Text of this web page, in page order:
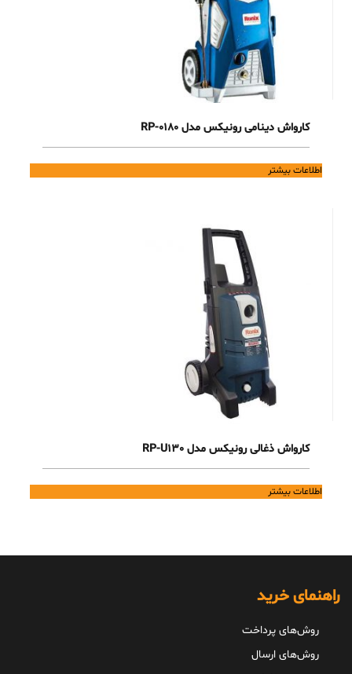
کارواش دینامی رونیکس مدل RP-0180
اطلاعات بیشتر
کارواش ذغالی رونیکس مدل RP-U130
اطلاعات بیشتر
راهنمای خرید
روش‌های پرداخت
روش‌های ارسال